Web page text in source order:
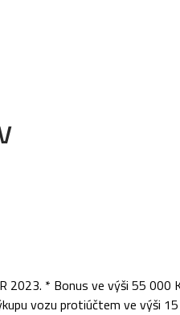
2023. * Bonus ve výši 55
vozu protiúčtem ve výši